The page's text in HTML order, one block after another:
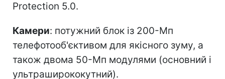
Protection 5.0.
Камери: потужний блок із 200-Мп
телефотооб'єктивом для якісного зуму, а
також двома 50-Мп модулями (основний і
ультраширококутний).